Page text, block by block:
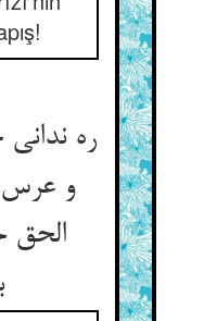
ره
و عرس
الحق
بپرس‌‌